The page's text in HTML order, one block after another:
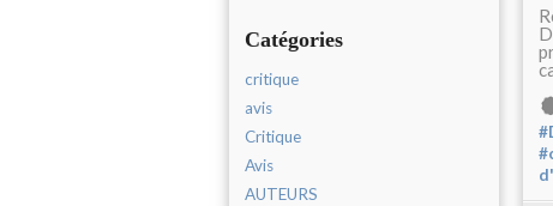
Catégories
critique
avis
Critique
Avis
AUTEURS